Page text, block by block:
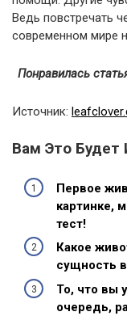
Ведь повстречать
современном мире
Понравилась
Источник:
Вам Это Будет
Первое
картинке,
тест!
Какое
сущность
То, что вы
очередь,